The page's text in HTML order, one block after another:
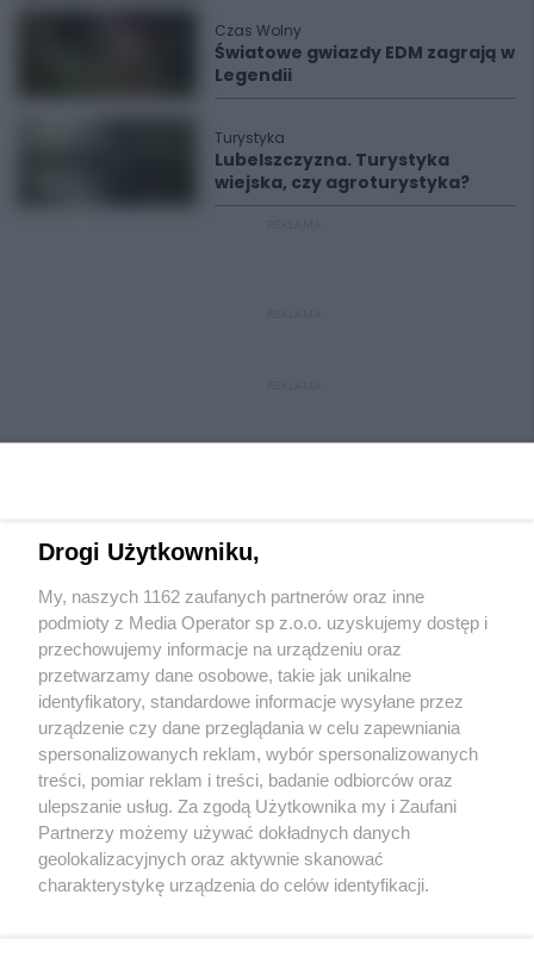
Czas Wolny
Światowe gwiazdy EDM zagrają w
Legendii
Turystyka
Lubelszczyzna. Turystyka
wiejska, czy agroturystyka?
Wydawca mediówlokalnych
Nie zapomnij
zapoznać się z:
polityką prywatności
Twojemiasto
Piekary Śląskie
Chorzów
Tarnowskie Góry
Skontakuj sięz nami
Kontakt
Redakcja
Newsletter
Drogi Użytkowniku,
My, naszych 1162 zaufanych partnerów oraz inne
podmioty z Media Operator sp z.o.o. uzyskujemy dostęp i
przechowujemy informacje na urządzeniu oraz
przetwarzamy dane osobowe, takie jak unikalne
identyfikatory, standardowe informacje wysyłane przez
urządzenie czy dane przeglądania w celu zapewniania
spersonalizowanych reklam, wybór spersonalizowanych
treści, pomiar reklam i treści, badanie odbiorców oraz
ulepszanie usług. Za zgodą Użytkownika my i Zaufani
Partnerzy możemy używać dokładnych danych
geolokalizacyjnych oraz aktywnie skanować
charakterystykę urządzenia do celów identyfikacji.